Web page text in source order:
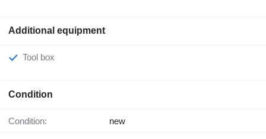
Additional equipment
Tool box
Condition
Condition: new